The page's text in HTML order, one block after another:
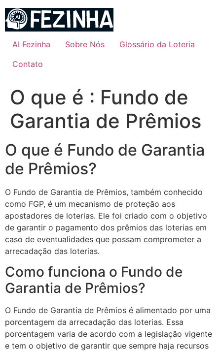
para
conteúdo
AI Fezinha Sobre Nós
Glossário da Loteria
Contato
O que é : Fundo de
Garantia de Prêmios
O que é Fundo de Garantia
de Prêmios?
O Fundo de Garantia de Prêmios, também conhecido
como FGP, é um mecanismo de proteção aos
apostadores de loterias. Ele foi criado com o objetivo
de garantir o pagamento dos prêmios das loterias em
caso de eventualidades que possam comprometer a
arrecadação das loterias.
Como funciona o Fundo de
Garantia de Prêmios?
O Fundo de Garantia de Prêmios é alimentado por uma
porcentagem da arrecadação das loterias. Essa
porcentagem varia de acordo com a legislação vigente
e tem o objetivo de garantir que sempre haja recursos